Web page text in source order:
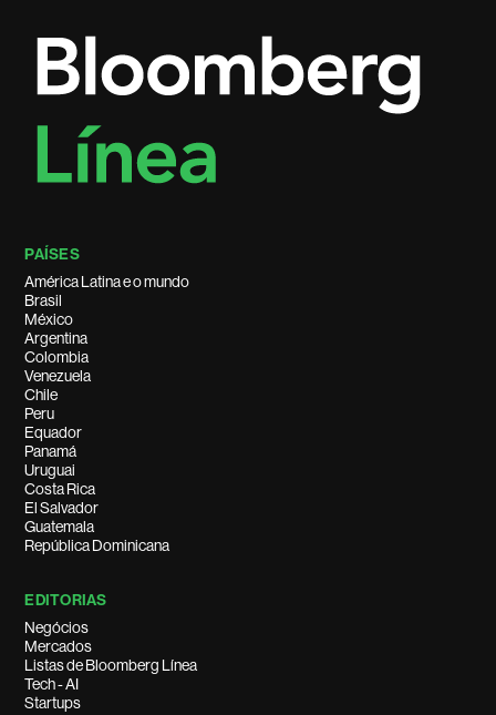
PAÍSES
América Latina e o mundo
Brasil
México
Argentina
Colombia
Venezuela
Chile
Peru
Equador
Panamá
Uruguai
Costa Rica
El Salvador
Guatemala
República Dominicana
EDITORIAS
Negócios
Mercados
Listas de Bloomberg Línea
Tech - AI
Startups